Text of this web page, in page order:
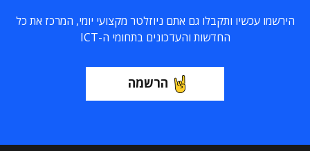
הירשמו עכשיו ותקבלו גם אתם ניוזלטר מקצועי יומי, המרכז את כל
החדשות והעדכונים בתחומי ה-ICT
הרשמה